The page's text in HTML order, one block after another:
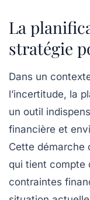
La
stratégie
Dans un
l’incertitude, la
un outil
financière et
Cette démarche
qui tient compte
contraintes